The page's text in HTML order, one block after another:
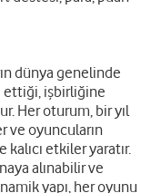
dünya genelinde
ettiği, işbirliğine
Her oturum, bir yıl
ve oyuncuların
etkiler yaratır.
alınabilir ve
yapı, her oyunu